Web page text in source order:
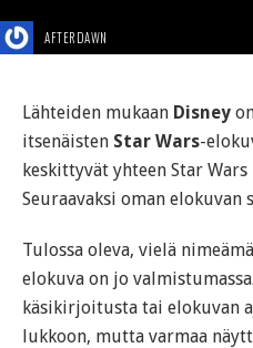
AFTERDAWN
Lähteiden mukaan Disney
itsenäisten Star Wars-
keskittyvät yhteen Star
Seuraavaksi oman elokuvan
Tulossa oleva, vielä
elokuva on jo
käsikirjoitusta tai elokuvan
lukkoon, mutta varmaa